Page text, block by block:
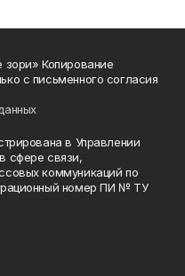
зори» Копирование
с письменного согласия
в Управлении
сфере связи,
коммуникаций по
номер ПИ № ТУ